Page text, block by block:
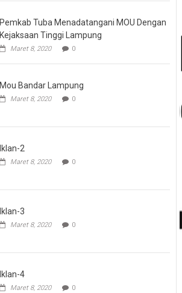
Pemkab Tuba Menadatangani MOU Dengan
Kejaksaan Tinggi Lampung
Maret 8, 2020 0
Mou Bandar Lampung
Maret 8, 2020 0
Iklan-2
Maret 8, 2020 0
Iklan-3
Maret 8, 2020 0
Iklan-4
Maret 8, 2020 0